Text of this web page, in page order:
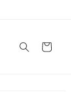
Carrello